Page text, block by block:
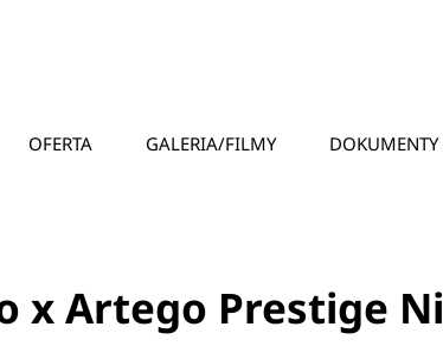
OFERTA GALERIA/FILMY DOKUMENTY
x Artego Prestige